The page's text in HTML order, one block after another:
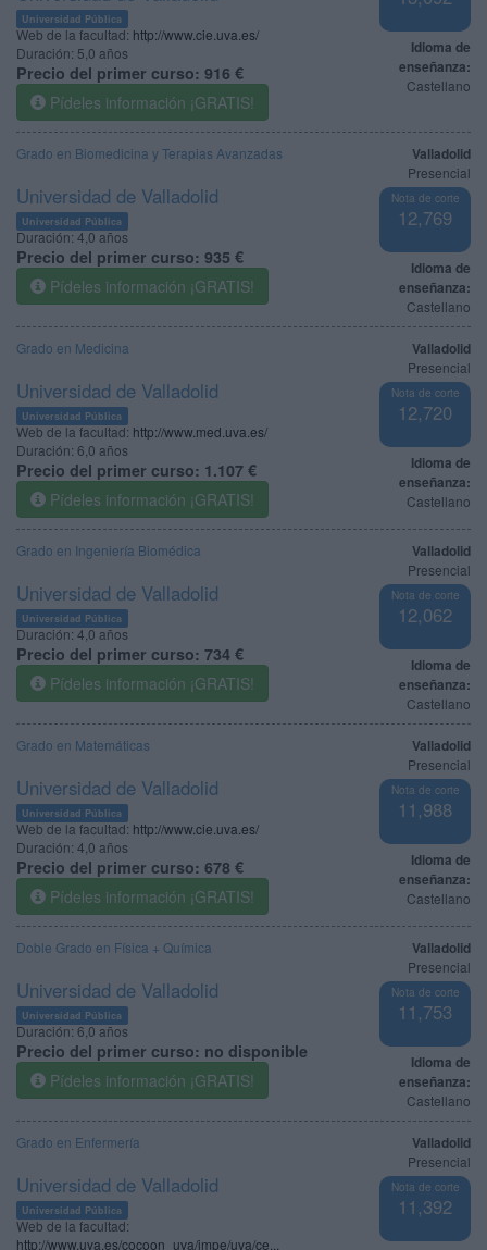
Idioma de
enseñanza:
Castellano
Universidad Pública
Web de la facultad: http://www.cie.uva.es/
Duración: 5,0 años
Precio del primer curso: 916 €
Pídeles información ¡GRATIS!
Valladolid
Presencial
Nota de corte
12,769
Idioma de
enseñanza:
Castellano
Grado en Biomedicina y Terapias Avanzadas
Universidad de Valladolid
Universidad Pública
Duración:4,0 años
Precio del primer curso: 935 €
Pídeles información ¡GRATIS!
Valladolid
Presencial
Nota de corte
12,720
Idioma de
enseñanza:
Castellano
Grado en Medicina
Universidad de Valladolid
Universidad Pública
Web de la facultad: http://www.med.uva.es/
Duración: 6,0 años
Precio del primer curso: 1.107 €
Pídeles información ¡GRATIS!
Valladolid
Presencial
Nota de corte
12,062
Idioma de
enseñanza:
Castellano
Grado en Ingeniería Biomédica
Universidad de Valladolid
Universidad Pública
Duración:4,0 años
Precio del primer curso: 734 €
Pídeles información ¡GRATIS!
Valladolid
Presencial
Nota de corte
11,988
Idioma de
enseñanza:
Castellano
Grado en Matemáticas
Universidad de Valladolid
Universidad Pública
Web de la facultad: http://www.cie.uva.es/
Duración: 4,0 años
Precio del primer curso: 678 €
Pídeles información ¡GRATIS!
Valladolid
Presencial
Nota de corte
11,753
Idioma de
enseñanza:
Castellano
Doble Grado en Física + Química
Universidad de Valladolid
Universidad Pública
Duración:6,0 años
Precio del primer curso: no disponible
Pídeles información ¡GRATIS!
Valladolid
Presencial
Nota de corte
11,392
Grado en Enfermería
Universidad de Valladolid
Universidad Pública
Web de la facultad:
http://www.uva.es/cocoon_uva/impe/uva/ce...